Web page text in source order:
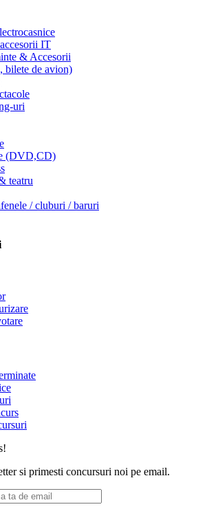
IT
& Accesorii
bilete de avion)
uri
(DVD,CD)
teatru
/ cluburi / baruri
si primesti concursuri noi pe email.